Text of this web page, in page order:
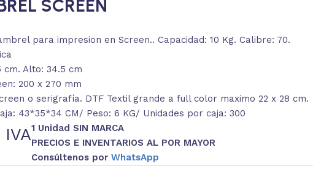
SCREEN
para impresion en Screen.. Capacidad: 10 Kg. Calibre: 70.
cm. Alto: 34.5 cm
200 x 270 mm
o serigrafía. DTF Textil grande a full color maximo 22 x 28 cm.
43*35*34 CM/ Peso: 6 KG/ Unidades por caja: 300
IVA1 Unidad SIN MARCA
PRECIOS E INVENTARIOS AL POR MAYOR
Consúltenos por WhatsApp